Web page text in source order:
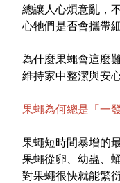
團購專區
會員權益
會員中心
特色服務
總讓人心煩意亂，
心牠們是否會攜帶
為什麼果蠅會這麼
維持家中整潔與安
果蠅為何總是「一
果蠅短時間暴增的
果蠅從卵、幼蟲、
對果蠅很快就能繁